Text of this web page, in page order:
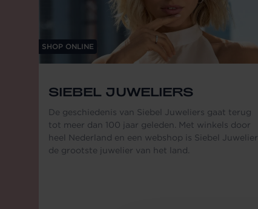
SHOP ONLINE
SIEBEL JUWELIERS
De geschiedenis van Siebel Juweliers gaat terug
tot meer dan 100 jaar geleden. Met winkels door
heel Nederland en een webshop is Siebel
de grootste juwelier van het land.